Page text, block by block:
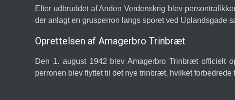
Efter udbruddet af Anden Verdenskrig blev
der anlagt en grusperron langs sporet ved Uplandsgade
Oprettelsen af Amagerbro Trinbræt
Den 1. august 1942 blev Amagerbro Trinbræt officielt
perronen blev flyttet til det nye trinbræt, hvilket